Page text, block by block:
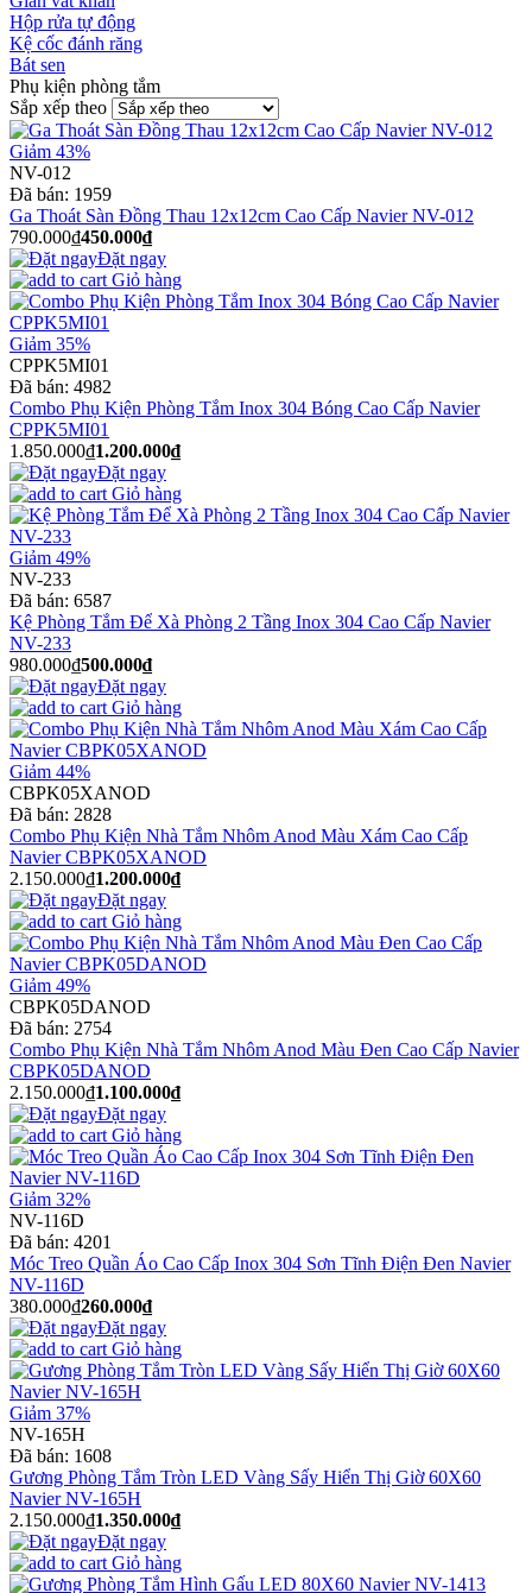
Hộp rửa tự động
Kệ cốc đánh răng
Bát sen
Phụ kiện phòng tắm
Sắp xếp theo
Giảm 43%
NV-012
Đã bán: 1959
Ga Thoát Sàn Đồng Thau 12x12cm Cao Cấp Navier NV-012
790.000₫450.000₫
Đặt ngay
Giỏ hàng
Giảm 35%
CPPK5MI01
Đã bán: 4982
Combo Phụ Kiện Phòng Tắm Inox 304 Bóng Cao Cấp Navier
CPPK5MI01
1.850.000₫1.200.000₫
Đặt ngay
Giỏ hàng
Giảm 49%
NV-233
Đã bán: 6587
Kệ Phòng Tắm Để Xà Phòng 2 Tầng Inox 304 Cao Cấp Navier
NV-233
980.000₫500.000₫
Đặt ngay
Giỏ hàng
Giảm 44%
CBPK05XANOD
Đã bán: 2828
Combo Phụ Kiện Nhà Tắm Nhôm Anod Màu Xám Cao Cấp
Navier CBPK05XANOD
2.150.000₫1.200.000₫
Đặt ngay
Giỏ hàng
Giảm 49%
CBPK05DANOD
Đã bán: 2754
Combo Phụ Kiện Nhà Tắm Nhôm Anod Màu Đen Cao Cấp Navier
CBPK05DANOD
2.150.000₫1.100.000₫
Đặt ngay
Giỏ hàng
Giảm 32%
NV-116D
Đã bán: 4201
Móc Treo Quần Áo Cao Cấp Inox 304 Sơn Tĩnh Điện Đen Navier
NV-116D
380.000₫260.000₫
Đặt ngay
Giỏ hàng
Giảm 37%
NV-165H
Đã bán: 1608
Gương Phòng Tắm Tròn LED Vàng Sấy Hiển Thị Giờ 60X60
Navier NV-165H
2.150.000₫1.350.000₫
Đặt ngay
Giỏ hàng